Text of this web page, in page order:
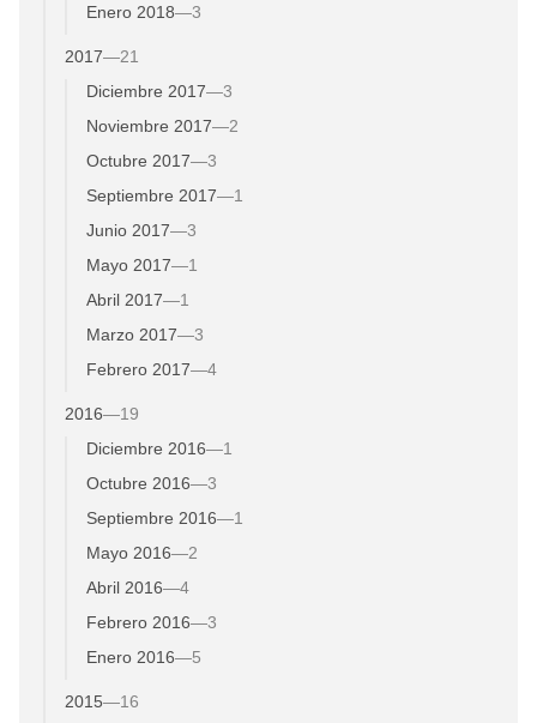
Enero 2018—3
2017—21
Diciembre 2017—3
Noviembre 2017—2
Octubre 2017—3
Septiembre 2017—1
Junio 2017—3
Mayo 2017—1
Abril 2017—1
Marzo 2017—3
Febrero 2017—4
2016—19
Diciembre 2016—1
Octubre 2016—3
Septiembre 2016—1
Mayo 2016—2
Abril 2016—4
Febrero 2016—3
Enero 2016—5
2015—16